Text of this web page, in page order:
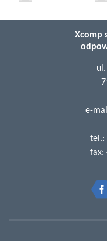
Xcomp
e-
tel.:
fax: